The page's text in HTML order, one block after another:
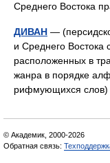
Среднего Востока
ДИВАН —
и Среднего Востока
расположенных в
жанра в порядке
рифмующихся
© Академик, 2000-2026
Обратная связь: